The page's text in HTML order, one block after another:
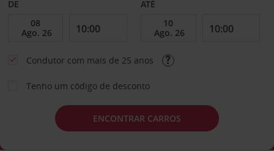
DE ATÉ
Condutor com mais de 25 anos
Tenho um código de desconto
ENCONTRAR CARROS